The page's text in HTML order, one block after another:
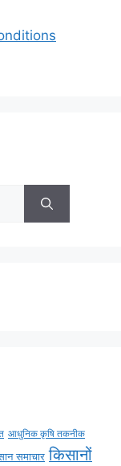
आधुनिक कृषि तकनीक
समाचार किसानों